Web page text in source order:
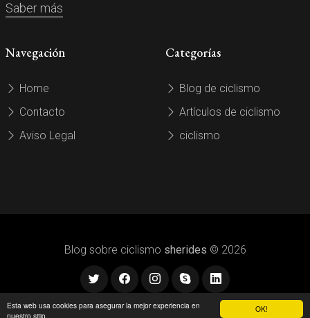
OK!
Esta web usa cookies para asegurar la mejor experiencia en
nuestro sitio.
Saber más
Navegación
Home
Contacto
Aviso Legal
Categorías
Blog de ciclismo
Artículos de ciclismo
ciclismo
Blog sobre ciclismo sherides © 2026